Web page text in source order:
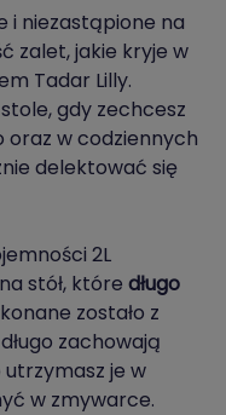
i niezastąpione na
zalet, jakie kryje w
Tadar Lilly.
gdy zechcesz
oraz w codziennych
delektować się
2L
stół, które długo
zostało z
zachowają
je w
w zmywarce.